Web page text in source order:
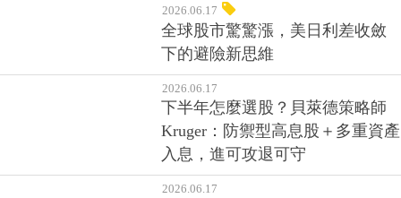
2026.06.17
全球股市驚驚漲，美日利差收斂
下的避險新思維
2026.06.17
下半年怎麼選股？貝萊德策略師
Kruger：防禦型高息股＋多重資產
入息，進可攻退可守
2026.06.17